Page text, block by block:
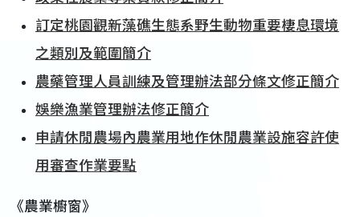
訂定桃園觀新藻礁生態系野生動物重要棲息環境
之類別及範圍簡介
農藥管理人員訓練及管理辦法部分條文修正簡介
娛樂漁業管理辦法修正簡介
申請休閒農場內農業用地作休閒農業設施容許使
用審查作業要點
《農業櫥窗》